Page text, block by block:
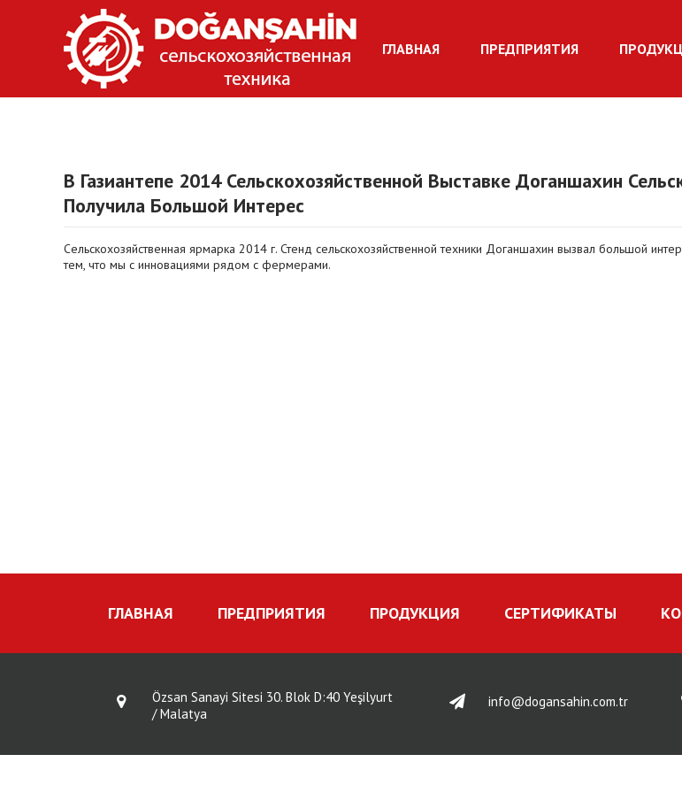
ГЛАВНАЯ ПРЕДПРИЯТИЯ
В Газиантепе 2014 Сельскохозяйственной Выставке Доганшахин
Получила Большой Интерес
Сельскохозяйственная ярмарка 2014 г. Стенд сельскохозяйственной техники Доганшахин вызвал большой
тем, что мы с инновациями рядом с фермерами.
ГЛАВНАЯ ПРЕДПРИЯТИЯ ПРОДУКЦИЯ СЕРТИФИКАТЫ
Özsan Sanayi Sitesi 30. Blok D:40 Yeşilyurt
/ Malatya
info@dogansahin.com.tr